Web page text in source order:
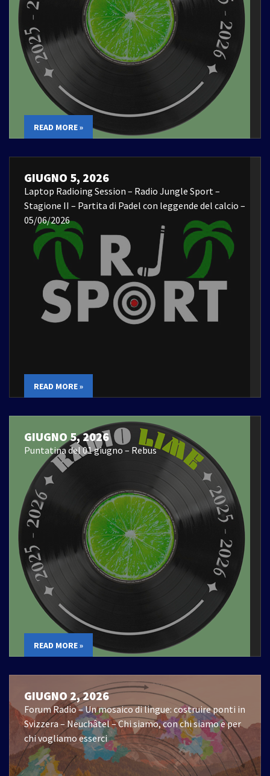
READ MORE »
GIUGNO 5, 2026
Laptop Radioing Session – Radio Jungle Sport –
Stagione II – Partita di Padel con leggende del calcio –
05/06/2026
READ MORE »
GIUGNO 5, 2026
Puntatina del 01 giugno – Rebus
READ MORE »
GIUGNO 2, 2026
Forum Radio – Un mosaico di lingue: costruire ponti in
Svizzera – Neuchâtel – Chi siamo, con chi siamo e per
chi vogliamo esserci